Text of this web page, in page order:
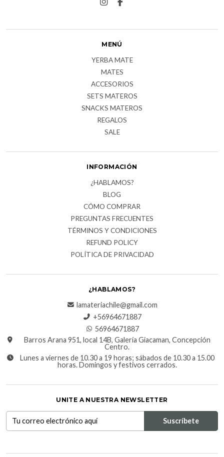
MENÚ
YERBA MATE
MATES
ACCESORIOS
SETS MATEROS
SNACKS MATEROS
REGALOS
SALE
INFORMACIÓN
¿HABLAMOS?
BLOG
CÓMO COMPRAR
PREGUNTAS FRECUENTES
TÉRMINOS Y CONDICIONES
REFUND POLICY
POLÍTICA DE PRIVACIDAD
¿HABLAMOS?
lamateriachile@gmail.com
+56964671887
56964671887
Barros Arana 951, local 14B, Galería Giacaman, Concepción
Centro.
Lunes a viernes de 10.30 a 19 horas; sábados de 10.30 a 15.00
horas. Domingos y festivos cerrados.
UNITE A NUESTRA NEWSLETTER